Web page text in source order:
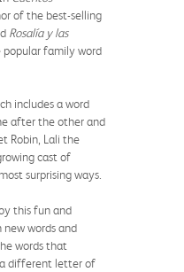
of the best-selling
Rosalía y las
popular family word
includes a word
after the other and
Robin, Lali the
cast of
surprising ways.
this fun and
words and
words that
different letter of